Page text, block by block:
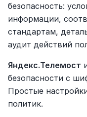
безопасность:
информации,
стандартам,
аудит действий
Яндекс.Телемост
безопасности с
Простые
политик.